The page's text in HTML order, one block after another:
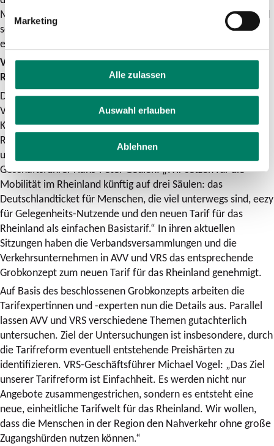
Marketing
Alle zulassen
Auswahl erlauben
Ablehnen
Mitreisenden im Vorfeld einer Fahrt in der App registriert und
separat eingecheckt werden. Mehr Infos zu eezy im VRS gibt
es
Vorbereitungen für einen neuen gemeinsamen Tarif im
Rheinland laufen
Die Tarifexpertinnen und -experten von VRS und Aachener
Verkehrsverbund (AVV) arbeiten seit Monaten intensiv am
Konzept für einen einheitlichen Nahverkehrstarif im
Rheinland. Dieser soll die bisherigen Verbundtarife im AVV-
und im VRS-Gebiet im Jahr 2026 komplett ersetzen. AVV-
Geschäftsführer Hans-Peter Geulen: „Wir setzen für die
Mobilität im Rheinland künftig auf drei Säulen: das
Deutschlandticket für Menschen, die viel unterwegs sind, eezy
für Gelegenheits-Nutzende und den neuen Tarif für das
Rheinland als einfachen Basistarif.“ In ihren aktuellen
Sitzungen haben die Verbandsversammlungen und die
Verkehrsunternehmen in AVV und VRS das entsprechende
Grobkonzept zum neuen Tarif für das Rheinland genehmigt.
Auf Basis des beschlossenen Grobkonzepts arbeiten die
Tarifexpertinnen und -experten nun die Details aus. Parallel
lassen AVV und VRS verschiedene Themen gutachterlich
untersuchen. Ziel der Untersuchungen ist insbesondere, durch
die Tarifreform eventuell entstehende Preishärten zu
identifizieren. VRS-Geschäftsführer Michael Vogel: „Das Ziel
unserer Tarifreform ist Einfachheit. Es werden nicht nur
Angebote zusammengestrichen, sondern es entsteht eine
neue, einheitliche Tarifwelt für das Rheinland. Wir wollen,
dass die Menschen in der Region den Nahverkehr ohne große
Zugangshürden nutzen können.“